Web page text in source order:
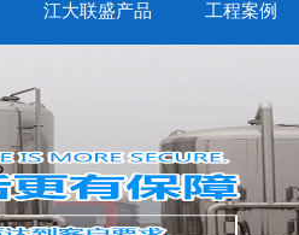
江大联盛产品 工程案例